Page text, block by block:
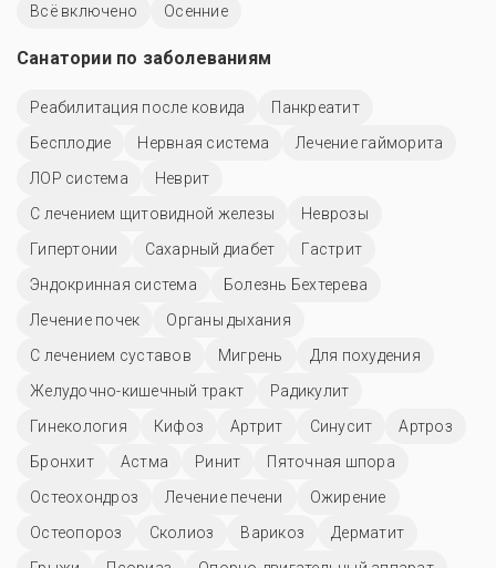
Всё включено
Осенние
Санатории по заболеваниям
Реабилитация после ковида
Панкреатит
Бесплодие
Нервная система
Лечение гайморита
ЛОР система
Неврит
С лечением щитовидной железы
Неврозы
Гипертонии
Сахарный диабет
Гастрит
Эндокринная система
Болезнь Бехтерева
Лечение почек
Органы дыхания
С лечением суставов
Мигрень
Для похудения
Желудочно-кишечный тракт
Радикулит
Гинекология
Кифоз Артрит Синусит
Артроз
Бронхит
Астма Ринит
Пяточная шпора
Остеохондроз
Лечение печени
Ожирение
Остеопороз
Сколиоз Варикоз
Дерматит